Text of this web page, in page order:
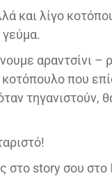
και λίγο
αραντσίνι
που
τηγανιστούν,
στο story σου στο